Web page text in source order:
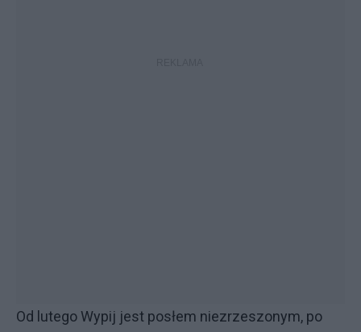
Od lutego Wypij jest posłem niezrzeszonym, po